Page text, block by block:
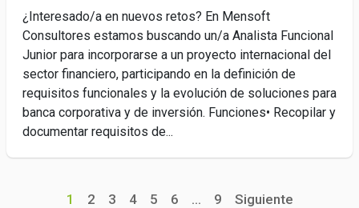
¿Interesado/a en nuevos retos? En Mensoft
Consultores estamos buscando un/a Analista Funcional
Junior para incorporarse a un proyecto internacional del
sector financiero, participando en la definición de
requisitos funcionales y la evolución de soluciones para
banca corporativa y de inversión. Funciones• Recopilar y
documentar requisitos de...
1 2 3 4 5 6 ... 9 Siguiente